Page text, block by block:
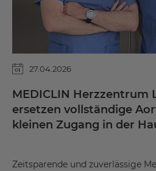
27.04.2026
MEDICLIN Herzzentrum
ersetzen vollständige
kleinen Zugang in der
Zeitsparende und zuverlässige